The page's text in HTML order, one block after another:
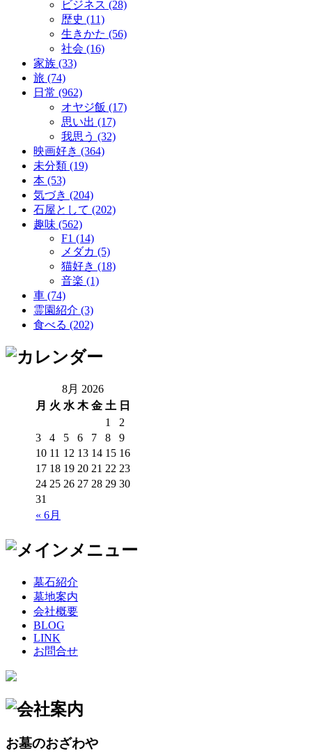
ビジネス (28)
歴史 (11)
生きかた (56)
社会 (16)
家族 (33)
旅 (74)
日常 (962)
オヤジ飯 (17)
思い出 (17)
我思う (32)
映画好き (364)
未分類 (19)
本 (53)
気づき (204)
石屋として (202)
趣味 (562)
F1 (14)
メダカ (5)
猫好き (18)
音楽 (1)
車 (74)
霊園紹介 (3)
食べる (202)
8月 2026
月 火 水 木 金 土 日
« 6月
1
2
3
4 5 6 7 8
9
10 11 12 13 14 15 16
17 18 19 20 21 22 23
24 25 26 27 28 29 30
31
墓石紹介
墓地案内
会社概要
BLOG
LINK
お問合せ
お墓のおざわや